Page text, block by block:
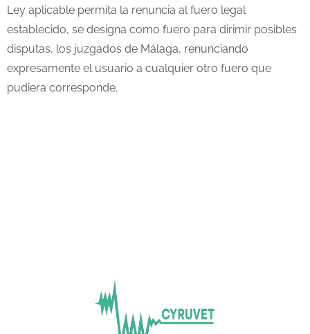
Ley aplicable permita la renuncia al fuero legal
establecido, se designa como fuero para dirimir posibles
disputas, los juzgados de Málaga, renunciando
expresamente el usuario a cualquier otro fuero que
pudiera corresponde.